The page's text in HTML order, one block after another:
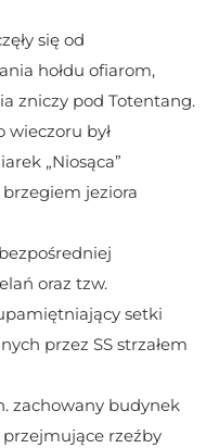
się od
hołdu ofiarom,
zniczy pod Totentang.
był
„Niosąca”
brzegiem jeziora
oraz tzw.
setki
przez SS strzałem
zachowany budynek
rzeźby